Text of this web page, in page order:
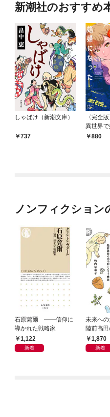
新潮社のおすすめ
しゃばけ（新潮文庫）
737
〈完全
異世界
（新潮文
880
ノンフィクション
石原莞爾 ――信仰に
導かれた戦略家
1,122
新着
未来へ
陸前高田
キュー物
1,870
新着